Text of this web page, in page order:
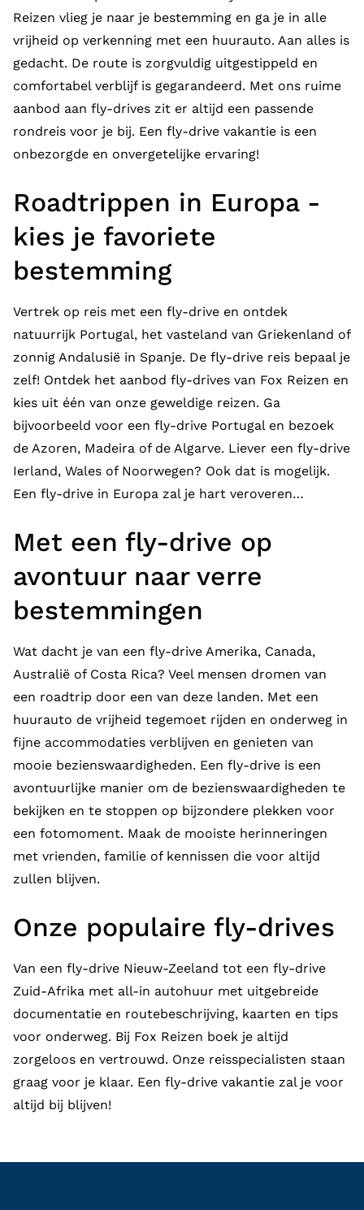
Reizen vlieg je naar je bestemming en ga je in alle
vrijheid op verkenning met een huurauto. Aan alles is
gedacht. De route is zorgvuldig uitgestippeld en
comfortabel verblijf is gegarandeerd. Met ons ruime
aanbod aan fly-drives zit er altijd een passende
rondreis voor je bij. Een fly-drive vakantie is een
onbezorgde en onvergetelijke ervaring!
Roadtrippen in Europa -
kies je favoriete
bestemming
Vertrek op reis met een fly-drive en ontdek
natuurrijk Portugal, het vasteland van Griekenland of
zonnig Andalusië in Spanje. De fly-drive reis bepaal je
zelf! Ontdek het aanbod fly-drives van Fox Reizen en
kies uit één van onze geweldige reizen. Ga
bijvoorbeeld voor een fly-drive Portugal en bezoek
de Azoren, Madeira of de Algarve. Liever een fly-drive
Ierland, Wales of Noorwegen? Ook dat is mogelijk.
Een fly-drive in Europa zal je hart veroveren…
Met een fly-drive op
avontuur naar verre
bestemmingen
Wat dacht je van een fly-drive Amerika, Canada,
Australië of Costa Rica? Veel mensen dromen van
een roadtrip door een van deze landen. Met een
huurauto de vrijheid tegemoet rijden en onderweg in
fijne accommodaties verblijven en genieten van
mooie bezienswaardigheden. Een fly-drive is een
avontuurlijke manier om de bezienswaardigheden te
bekijken en te stoppen op bijzondere plekken voor
een fotomoment. Maak de mooiste herinneringen
met vrienden, familie of kennissen die voor altijd
zullen blijven.
Onze populaire fly-drives
Van een fly-drive Nieuw-Zeeland tot een fly-drive
Zuid-Afrika met all-in autohuur met uitgebreide
documentatie en routebeschrijving, kaarten en tips
voor onderweg. Bij Fox Reizen boek je altijd
zorgeloos en vertrouwd. Onze reisspecialisten staan
graag voor je klaar. Een fly-drive vakantie zal je voor
altijd bij blijven!